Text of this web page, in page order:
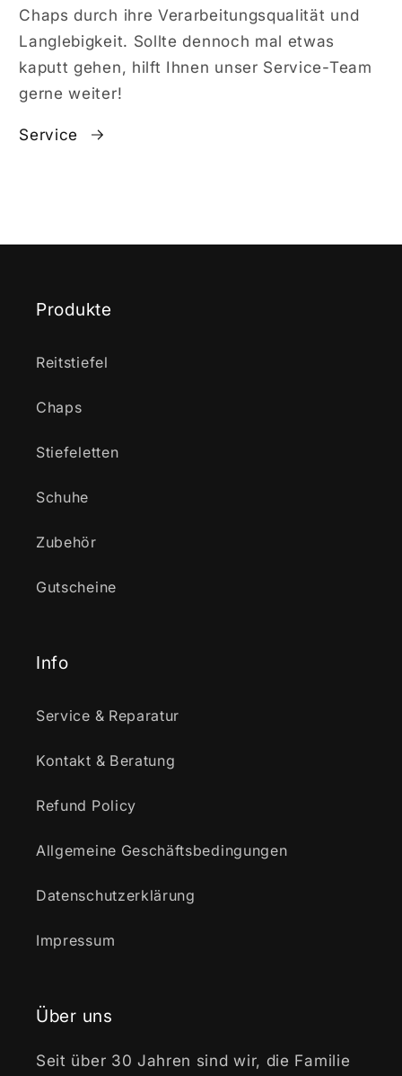
Chaps durch ihre Verarbeitungsqualität und
Langlebigkeit. Sollte dennoch mal etwas
kaputt gehen, hilft Ihnen unser Service-Team
gerne weiter!
Service
Produkte
Reitstiefel
Chaps
Stiefeletten
Schuhe
Zubehör
Gutscheine
Info
Service & Reparatur
Kontakt & Beratung
Refund Policy
Allgemeine Geschäftsbedingungen
Datenschutzerklärung
Impressum
Über uns
Seit über 30 Jahren sind wir, die Familie